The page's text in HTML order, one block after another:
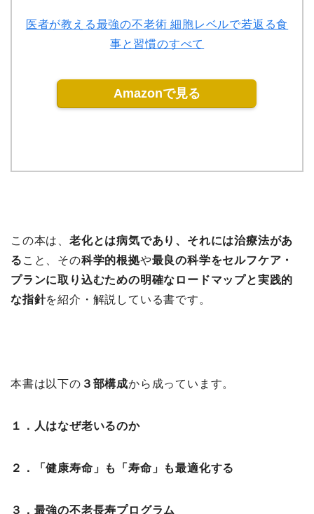
医者が教える最強の不老術 細胞レベルで若返る食
事と習慣のすべて
Amazonで見る
この本は、 老化とは病気であり、それには治療法があ
る こと、その科学的根拠や最良の科学をセルフケア・
プランに取り込むための明確なロードマップと実践的
な指針を紹介・解説している書です。
本書は以下の ３部構成から成っています。
１．人はなぜ老いるのか
２．「健康寿命」も「寿命」も最適化する
３．最強の不老長寿プログラム